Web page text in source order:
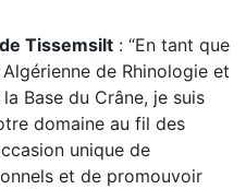
Tissemsilt : “En tant que
de Rhinologie et
Base du Crâne, je suis
domaine au fil des
unique de
et de promouvoir